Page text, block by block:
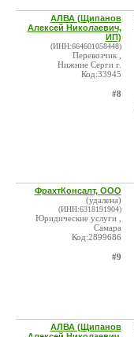
АЛВА (Щипанов
Алексей Николаевич,
ИП)
(ИНН:664601058448)
Перевозчик ,
Нижние Серги г.
Код:33945
#8
ФрахтКонсалт, ООО
(удалена)
(ИНН:6318191904)
Юридические услуги ,
Самара
Код:2899686
#9
АЛВА (Щипанов